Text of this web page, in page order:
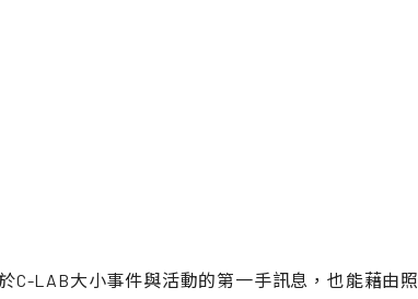
C-LAB大小事件與活動的第一手訊息，也能藉由照